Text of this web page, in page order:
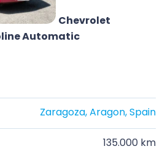
Chevrolet
Automatic
Zaragoza, Aragon, Spain
135.000 km